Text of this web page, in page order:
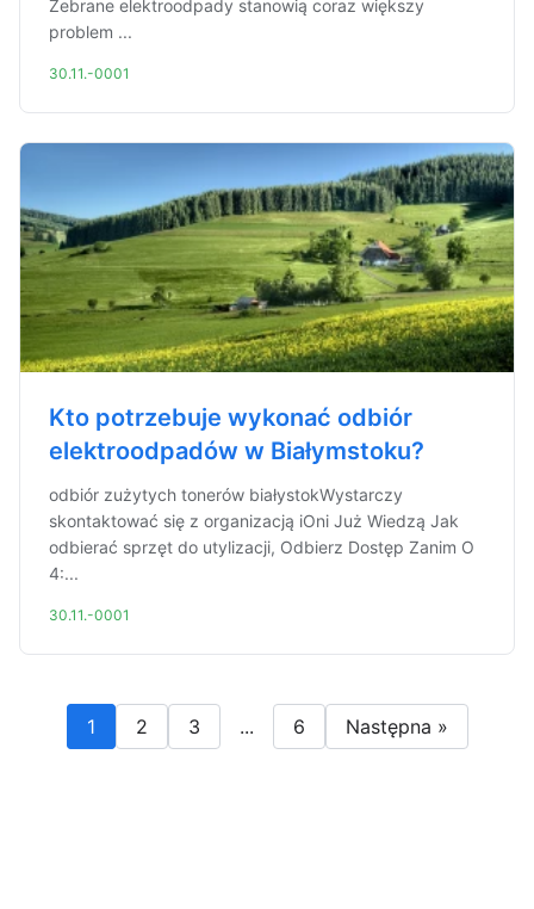
Zebrane elektroodpady stanowią coraz większy
problem ...
30.11.-0001
Kto potrzebuje wykonać odbiór
elektroodpadów w Białymstoku?
odbiór zużytych tonerów białystokWystarczy
skontaktować się z organizacją iOni Już Wiedzą Jak
odbierać sprzęt do utylizacji, Odbierz Dostęp Zanim O
4:...
30.11.-0001
1 2 3 ... 6 Następna »